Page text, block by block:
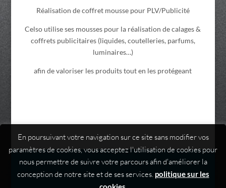
Réalisation de coffret mousse pour PLV/Publicité
Celso utilise ses mousses pour la réalisation de calages &
coffrets publicitaires (liquides, coutelleries, parfums,
luminaires…)
afin de valoriser les produits tout en les protégeant
En poursuivant votre navigation sur ce site sans modifier vos
paramètres de cookies, vous acceptez l'utilisation de cookies pour
nous permettre de suivre votre parcours afin d'améliorer la
conception de notre site et de ses services. politique sur les